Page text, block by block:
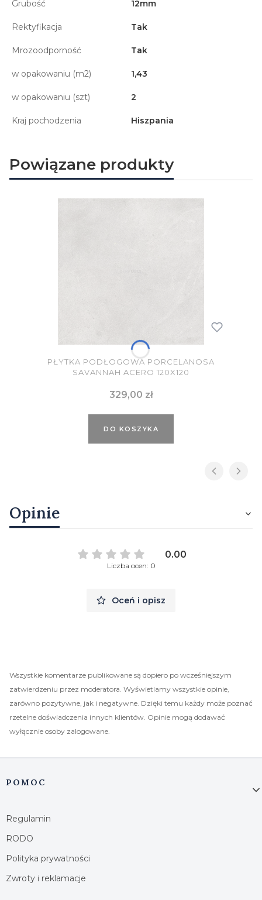
Grubość 12mm
Rektyfikacja Tak
Mrozoodporność Tak
w opakowaniu (m2) 1,43
w opakowaniu (szt) 2
Kraj pochodzenia Hiszpania
Powiązane produkty
PŁYTKA PODŁOGOWA PORCELANOSA
SAVANNAH ACERO 120X120
Cena
329,00 zł
DO KOSZYKA
Opinie
0.00
Liczba ocen: 0
Oceń i opisz
Wszystkie komentarze publikowane są dopiero po wcześniejszym
zatwierdzeniu przez moderatora. Wyświetlamy wszystkie opinie,
zarówno pozytywne, jak i negatywne. Dzięki temu każdy może poznać
rzetelne doświadczenia innych klientów. Opinie mogą dodawać
wyłącznie osoby zalogowane.
Linki w stopce
POMOC
Regulamin
RODO
Polityka prywatności
Zwroty i reklamacje